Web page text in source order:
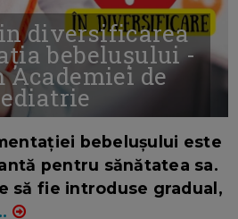
diversificarea
bebelușului -
Academiei de
bebelușului este
pentru sănătatea sa.
să fie introduse gradual,